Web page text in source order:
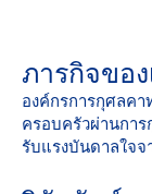
องค์กรการกุศลค
ครอบครัวผ่านกา
รับแรงบันดาลใจ
ภารกิจของ